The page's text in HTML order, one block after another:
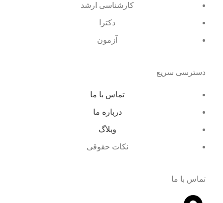
کارشناسی ارشد
دکترا
آزمون
دسترسی سریع
تماس با ما
درباره ما
وبلاگ
نکات حقوقی
تماس با ما